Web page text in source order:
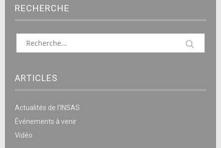
RECHERCHE
ARTICLES
Actualités de l’INSAS
Événements à venir
Vidéo